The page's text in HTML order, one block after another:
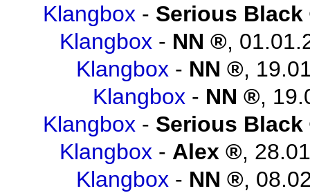
Klangbox - Serious Black
Klangbox - NN ,
Klangbox - NN ,
Klangbox - NN ,
Klangbox - Serious Black
Klangbox - Alex ,
Klangbox - NN ,